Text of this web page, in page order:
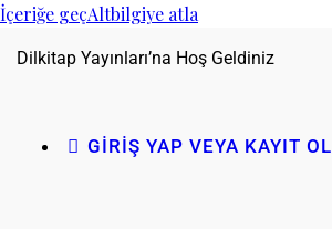
İçeriğe geçAltbilgiye atla
Dilkitap Yayınları’na Hoş Geldiniz
GIRIŞ YAP VEYA KAYIT OL